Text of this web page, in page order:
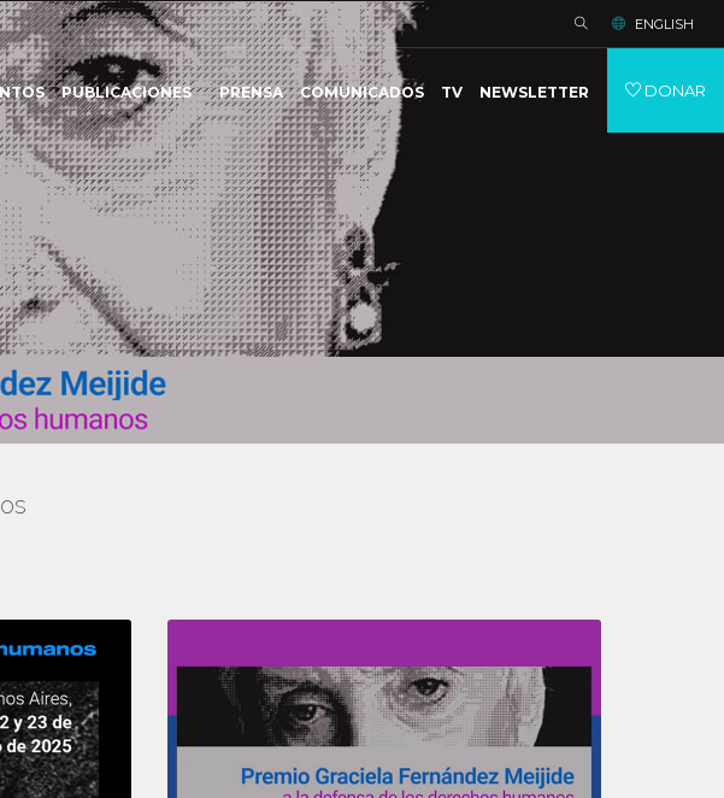
ENGLISH
PUBLICACIONES PRENSA COMUNICADOS TV NEWSLETTER DONAR